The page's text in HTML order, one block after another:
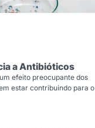
a Antibióticos
efeito preocupante dos
estar contribuindo para o